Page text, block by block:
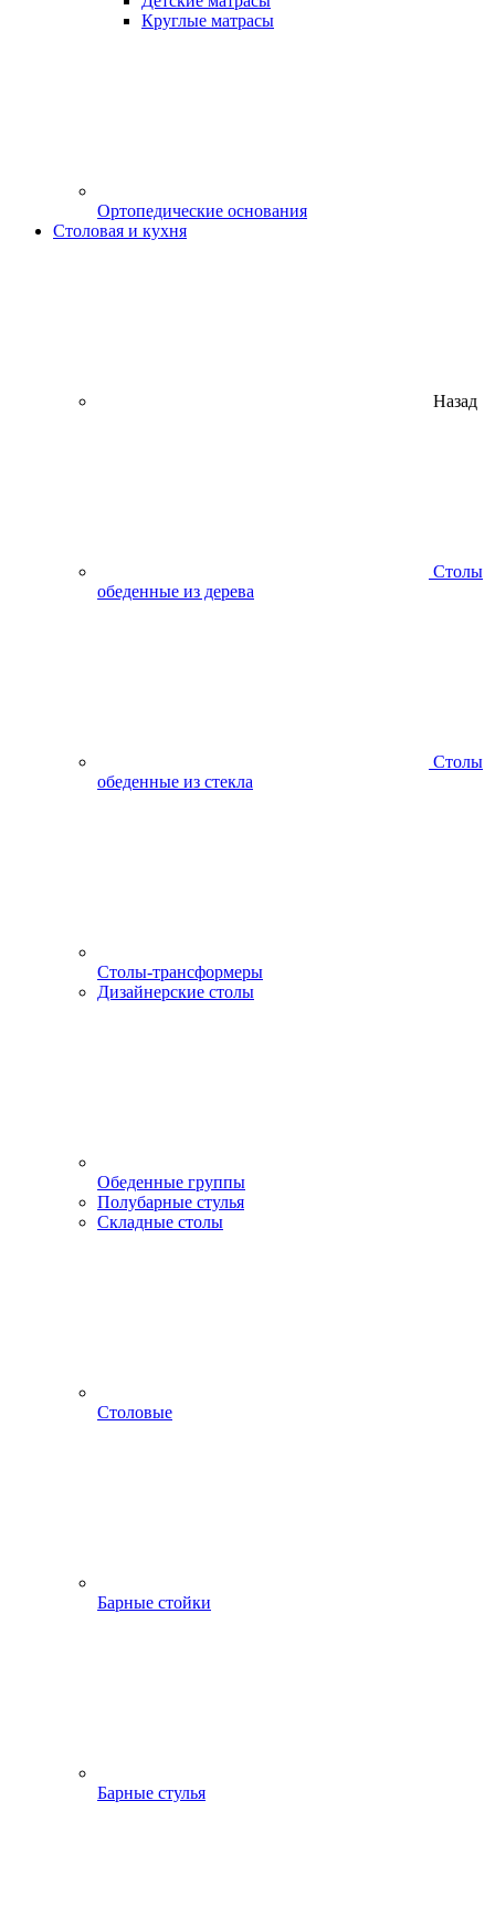
Круглые матрасы
Ортопедические основания
Столовая и кухня
Назад
Столы
обеденные из дерева
Столы
обеденные из стекла
Столы-трансформеры
Дизайнерские столы
Обеденные группы
Полубарные стулья
Складные столы
Столовые
Барные стойки
Барные стулья